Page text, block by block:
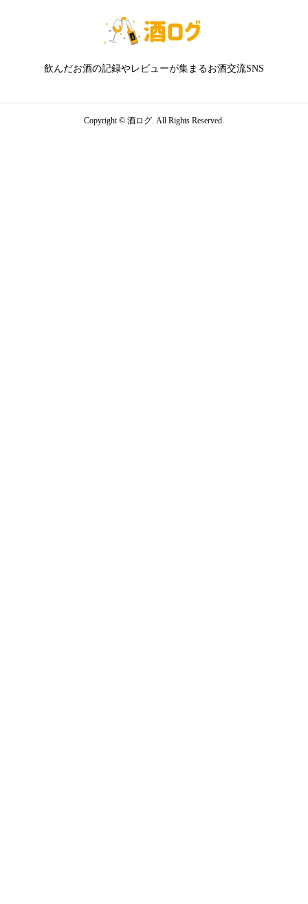
飲んだお酒の記録やレビューが集まるお酒交流SNS
Copyright © 酒ログ. All Rights Reserved.